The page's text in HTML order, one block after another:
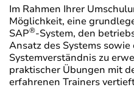
Im Rahmen Ihrer
Möglichkeit, eine
SAP®-System, den
Ansatz des Systems
Systemverständnis zu
praktischer Übungen mit
erfahrenen Trainers